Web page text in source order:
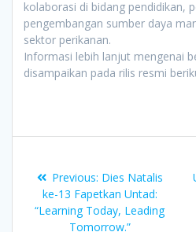
kolaborasi di bidang pendidikan,
pengembangan sumber daya
sektor perikanan.
Informasi lebih lanjut mengenai
disampaikan pada rilis resmi
Previous: Dies Natalis
ke-13 Fapetkan Untad:
“Learning Today, Leading
Tomorrow.”